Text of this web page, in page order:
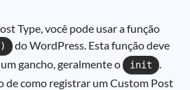
Type, você pode usar a função
do WordPress. Esta função deve
gancho, geralmente o
init
.
de como registrar um Custom Post